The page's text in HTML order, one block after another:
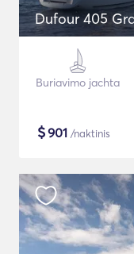
Dufour 405
Buriavimo jachta
$901 /naktinis